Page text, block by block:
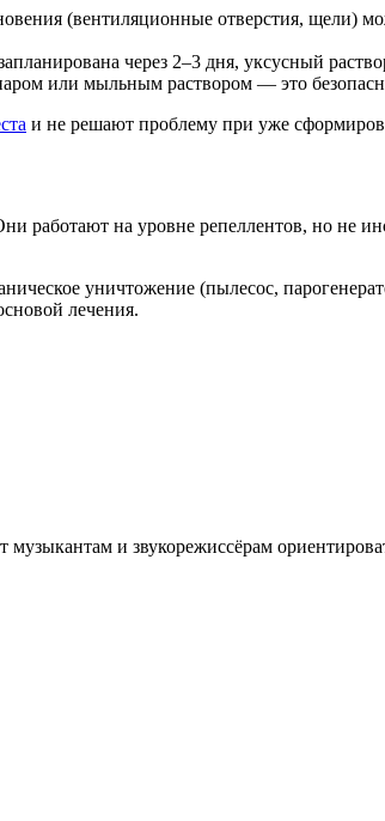
(вентиляционные отверстия, щели)
через 2–3 дня, уксусный
или мыльным раствором — это
и не решают проблему при уже
работают на уровне репеллентов, но не
уничтожение (пылесос,
лечения.
и звукорежиссёрам